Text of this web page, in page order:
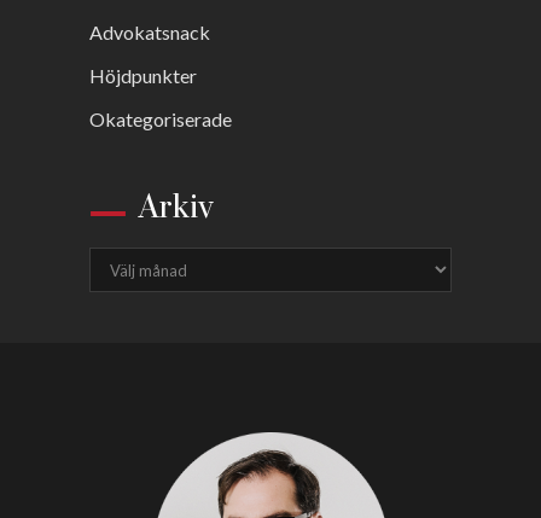
Advokatsnack
Höjdpunkter
Okategoriserade
Arkiv